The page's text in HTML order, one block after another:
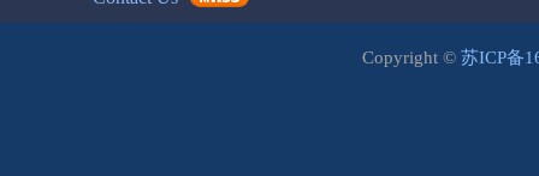
Copyright © 苏ICP备